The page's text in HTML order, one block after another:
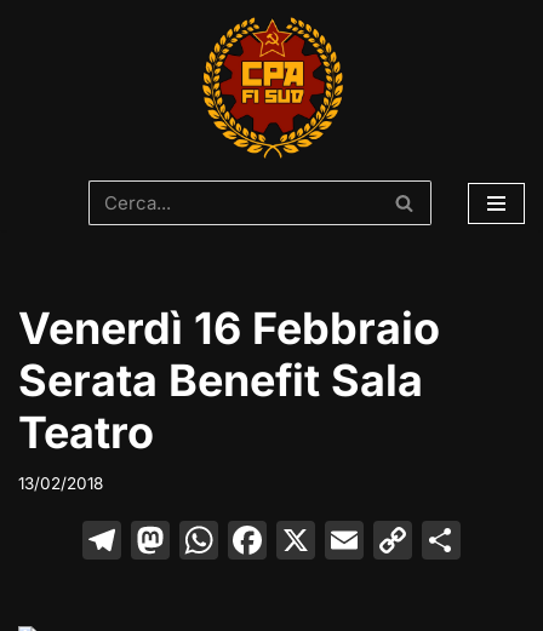
Venerdì 16 Febbraio
Serata Benefit Sala
Teatro
13/02/2018
T M W F X E C